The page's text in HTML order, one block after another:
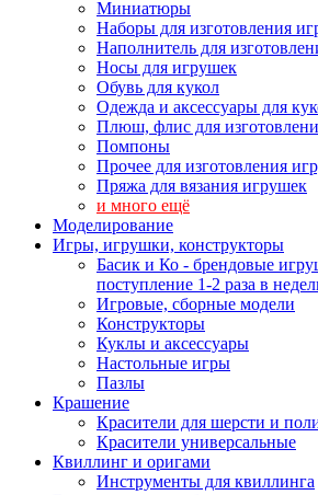
Миниатюры
Наборы для изготовления
Наполнитель для
Носы для игрушек
Обувь для кукол
Одежда и аксессуары для
Плюш, флис для
Помпоны
Прочее для изготовления
Пряжа для вязания игрушек
и много ещё
Моделирование
Игры, игрушки, конструкторы
Басик и Ко - брендовые
поступление 1-2 раза в
Игровые, сборные модели
Конструкторы
Куклы и аксессуары
Настольные игры
Пазлы
Крашение
Красители для шерсти и
Красители универсальные
Квиллинг и оригами
Инструменты для квиллинга